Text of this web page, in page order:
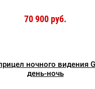
70 900 руб.
ночного видения
день-ночь